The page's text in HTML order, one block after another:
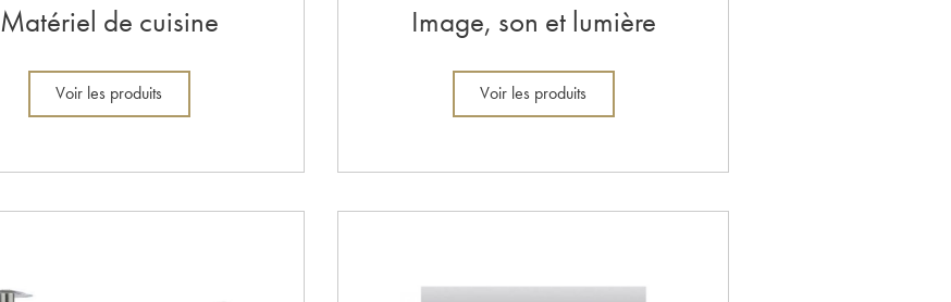
Matériel de cuisine
Voir les produits
Image, son et lumière
Voir les produits